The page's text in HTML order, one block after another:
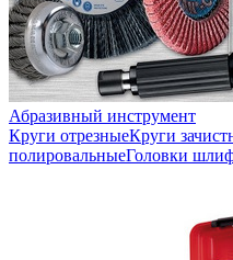
Абразивный инструмент
Круги отрезныеКруги
полировальныеГоловки